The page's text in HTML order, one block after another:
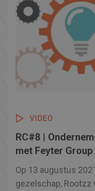
VIDEO
RC#8 |
met Feyter Group
Op 13 augustus
gezelschap, Rootzz